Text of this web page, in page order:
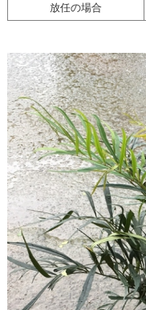
放任の場合